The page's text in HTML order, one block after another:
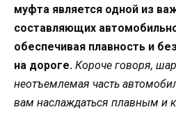
муфта является одной из
составляющих
обеспечивая плавность и
на дороге. Короче говоря,
неотъемлемая часть
вам наслаждаться плавным и